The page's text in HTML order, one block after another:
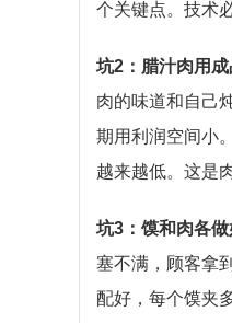
个关键点。技术
坑2：腊汁肉用
肉的味道和自己
期用利润空间小。
越来越低。这是
坑3：馍和肉各
塞不满，顾客拿
配好，每个馍夹